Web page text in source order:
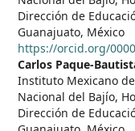
Dirección de
Guanajuato, México
https://orcid.org/
Carlos Paque-
Instituto Mexicano
Nacional del Bajío,
Dirección de